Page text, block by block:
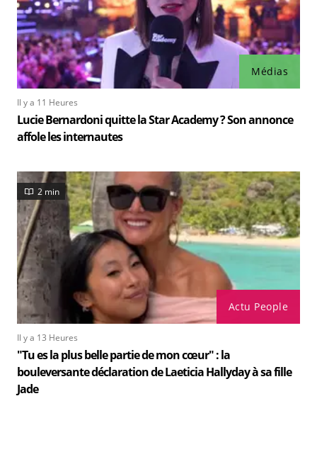
Médias
Il y a 11 Heures
Lucie Bernardoni quitte la Star Academy ? Son annonce
affole les internautes
Actu People
2 min
Il y a 13 Heures
"Tu es la plus belle partie de mon cœur" : la
bouleversante déclaration de Laeticia Hallyday à sa fille
Jade